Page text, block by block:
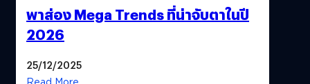
พาส่อง Mega Trends ที่น่าจับตาในปี
2026
25/12/2025
Read More